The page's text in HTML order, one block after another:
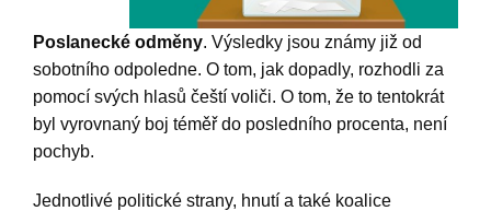
Poslanecké odměny. Výsledky jsou známy již od
sobotního odpoledne. O tom, jak dopadly, rozhodli za
pomocí svých hlasů čeští voliči. O tom, že to tentokrát
byl vyrovnaný boj téměř do posledního procenta, není
pochyb.
Jednotlivé politické strany, hnutí a také koalice